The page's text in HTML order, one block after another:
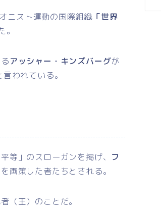
ニスト運動の国際組織 「世界
。
アッシャー・キンズバーグが
われている。
等」のスローガンを掲げ、 フ
画策した者たちとされる。
（王）のことだ。